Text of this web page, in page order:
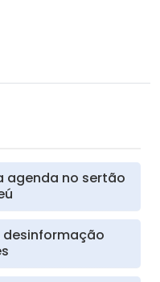
agenda no sertão
desinformação